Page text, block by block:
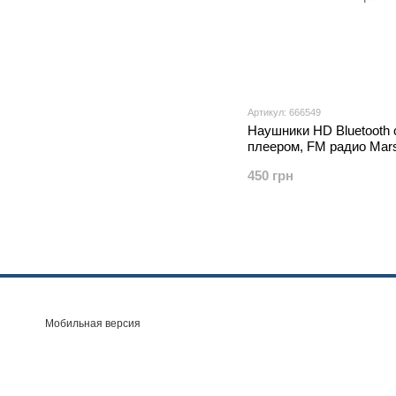
Артикул: 666549
Наушники HD Bluetooth
плеером, FM радио
450 грн
Мобильная версия